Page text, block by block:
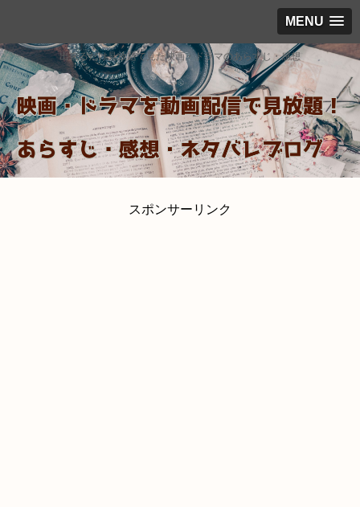
MENU
出来るだけ見放題で見た映画・ドラマのあらすじ・感想
スポンサーリンク